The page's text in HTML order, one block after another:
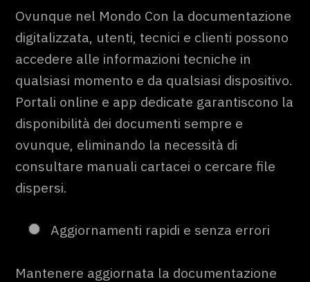
Ovunque nel Mondo Con la documentazione
digitalizzata, utenti, tecnici e clienti possono
accedere alle informazioni tecniche in
qualsiasi momento e da qualsiasi dispositivo.
Portali online e app dedicate garantiscono la
disponibilità dei documenti sempre e
ovunque, eliminando la necessità di
consultare manuali cartacei o cercare file
dispersi.
Aggiornamenti rapidi e senza errori
Mantenere aggiornata la documentazione